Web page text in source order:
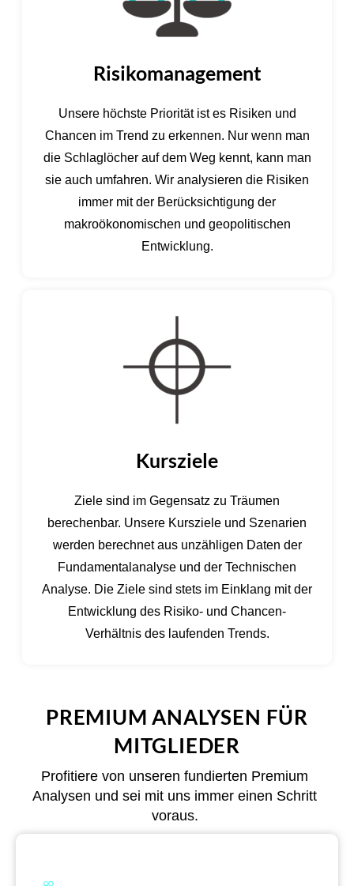
Risikomanagement
Unsere höchste Priorität ist es Risiken und
Chancen im Trend zu erkennen. Nur wenn man
die Schlaglöcher auf dem Weg kennt, kann man
sie auch umfahren. Wir analysieren die Risiken
immer mit der Berücksichtigung der
makroökonomischen und geopolitischen
Entwicklung.
Kursziele
Ziele sind im Gegensatz zu Träumen
berechenbar. Unsere Kursziele und Szenarien
werden berechnet aus unzähligen Daten der
Fundamentalanalyse und der Technischen
Analyse. Die Ziele sind stets im Einklang mit der
Entwicklung des Risiko- und Chancen-
Verhältnis des laufenden Trends.
PREMIUM ANALYSEN FÜR
MITGLIEDER
Profitiere von unseren fundierten Premium
Analysen und sei mit uns immer einen Schritt
voraus.